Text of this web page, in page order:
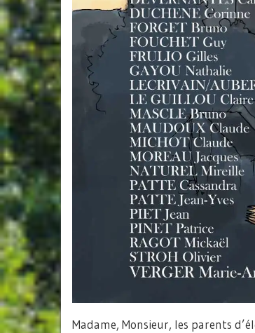
Madame, Monsieur, les parents